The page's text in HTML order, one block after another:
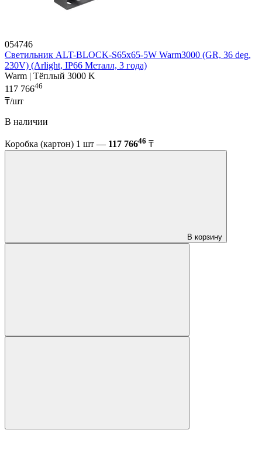
054746
Светильник ALT-BLOCK-S65x65-5W Warm3000 (GR, 36 deg,
230V) (Arlight, IP66 Металл, 3 года)
Warm | Тёплый 3000 K
117 76646
₸/шт
В наличии
Коробка (картон) 1 шт — 117 76646 ₸
В корзину